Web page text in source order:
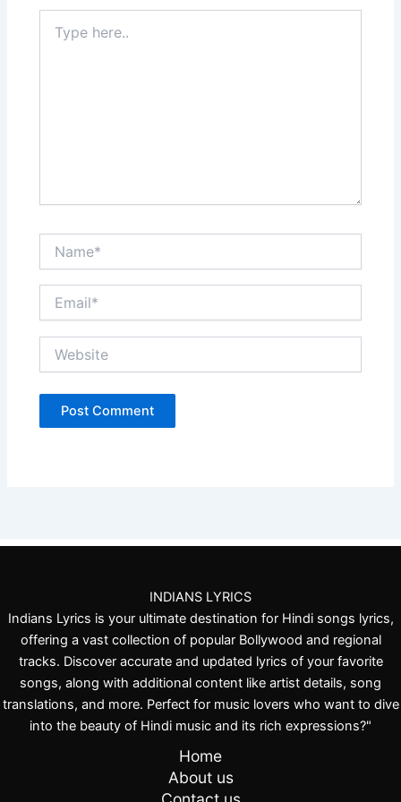
here..
INDIANS LYRICS
Indians Lyrics is your ultimate destination for Hindi songs lyrics,
offering a vast collection of popular Bollywood and regional
tracks. Discover accurate and updated lyrics of your favorite
songs, along with additional content like artist details, song
translations, and more. Perfect for music lovers who want to dive
into the beauty of Hindi music and its rich expressions?"
Home
About us